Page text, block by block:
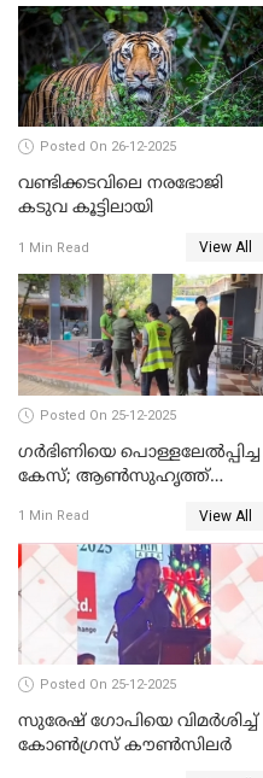
സത്യപ്രതിജ്ഞ ചടങ്ങില്‍
ചട്ടലംഘനമെന്ന് പാർട്ടി
Posted On 26-12-2025
വണ്ടിക്കടവിലെ നരഭോജി
കടുവ കൂട്ടിലായി
1 Min Read View All
Posted On 25-12-2025
ഗര്‍ഭിണിയെ പൊള്ളലേല്‍പ്പിച്ച
കേസ്; ആണ്‍സുഹൃത്ത്
1 Min Read View All
Posted On 25-12-2025
സുരേഷ് ഗോപിയെ വിമര്‍ശിച്ച്
കോണ്‍ഗ്രസ് കൗണ്‍സിലര്‍